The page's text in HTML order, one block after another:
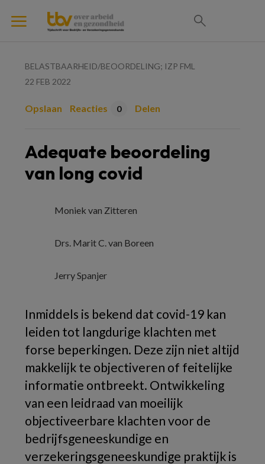
BELASTBAARHEID/BEOORDELING; IZP FML
22 FEB 2022
Opslaan Reacties 0 Delen
Adequate beoordeling
van long covid
Moniek van Zitteren
Drs. Marit C. van Boreen
Jerry Spanjer
Inmiddels is bekend dat covid-19 kan
leiden tot langdurige klachten met
forse beperkingen. Deze zijn niet altijd
makkelijk te objectiveren of feitelijke
informatie ontbreekt. Ontwikkeling
van een leidraad van moeilijk
objectiveerbare klachten voor de
bedrijfsgeneeskundige en
verzekeringsgeneeskundige praktijk is